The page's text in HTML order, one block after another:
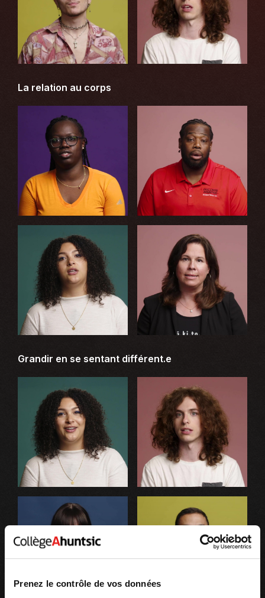
Prenez le contrôle de vos données
La relation au corps
Grandir en se sentant différent.e